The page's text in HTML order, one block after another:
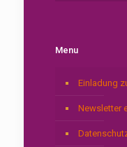
Menu
Einladung
Newsletter